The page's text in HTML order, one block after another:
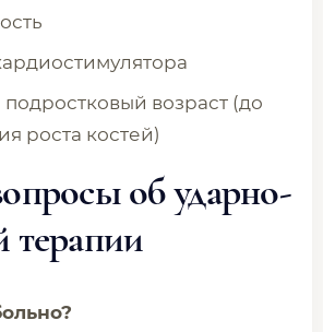
возраст (до
роста костей)
об ударно-
терапии